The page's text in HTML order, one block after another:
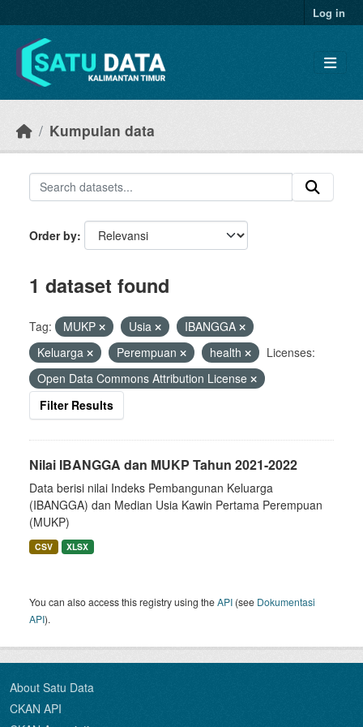
Log in
Kumpulan data
Order by
1 dataset found
Tag: MUKP Usia
IBANGGA
Keluarga
Perempuan health
Licenses:
Open Data Commons Attribution License
Filter Results
Nilai IBANGGA dan MUKP Tahun 2021-2022
Data berisi nilai Indeks Pembangunan Keluarga
(IBANGGA) dan Median Usia Kawin Pertama Perempuan
(MUKP)
CSV XLSX
You can also access this registry using theAPI (see Dokumentasi
API).
About Satu Data
CKAN API